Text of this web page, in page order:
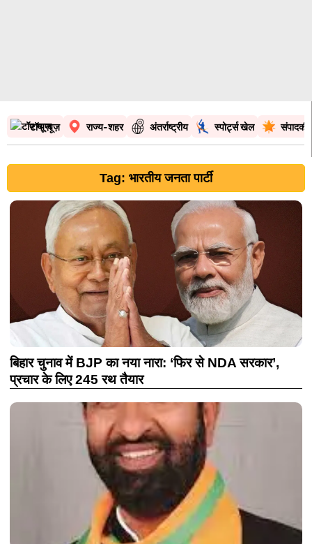
टॉप न्यूज़ राज्य-शहर अंतर्राष्ट्रीय स्पोर्ट्स खेल
Tag: भारतीय जनता पार्टी
बिहार चुनाव में BJP का नया नारा: ‘फिर से NDA सरकार’,
प्रचार के लिए 245 रथ तैयार